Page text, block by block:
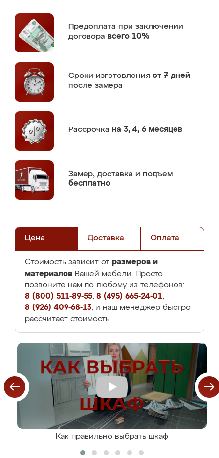
Предоплата при заключении
договора всего 10%
Сроки изготовления от 7 дней
после замера
Рассрочка на 3, 4, 6 месяцев
Замер, доставка и подъем
бесплатно
Цена Доставка Оплата
Стоимость зависит от размеров и
материалов Вашей мебели. Просто
позвоните нам по любому из телефонов:
8 (800) 511-89-55, 8 (495) 665-24-01,
8 (926) 409-68-13, и наш менеджер быстро
рассчитает стоимость.
Как правильно выбрать шкаф